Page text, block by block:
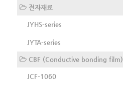
전자재료
JYHS-series
JYTA-series
CBF (Conductive bonding film)
JCF-1060